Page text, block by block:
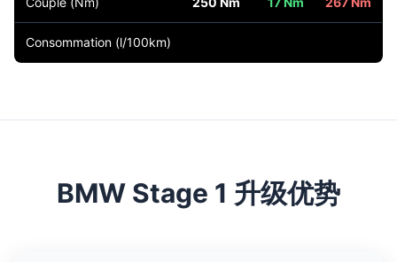
Consommation (l/100km)
BMW Stage 1 升级优势